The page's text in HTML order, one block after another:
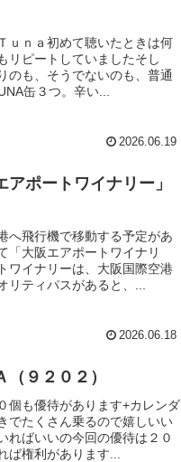
ｕｎａ初めて聴いたときは何
リピートしていましたそし
のも、そうでないのも、普通
缶３つ。辛い...
2026.06.19
ポートワイナリー」
へ飛行機で移動する予定があ
「大阪エアポートワイナリ
ワイナリーは、大阪国際空港
リティパスがあると、...
2026.06.18
９２０２）
個も優待があります+カレンダ
でたくさん乗るので嬉しいい
ればいいの今回の優待は２０
ば権利があります...